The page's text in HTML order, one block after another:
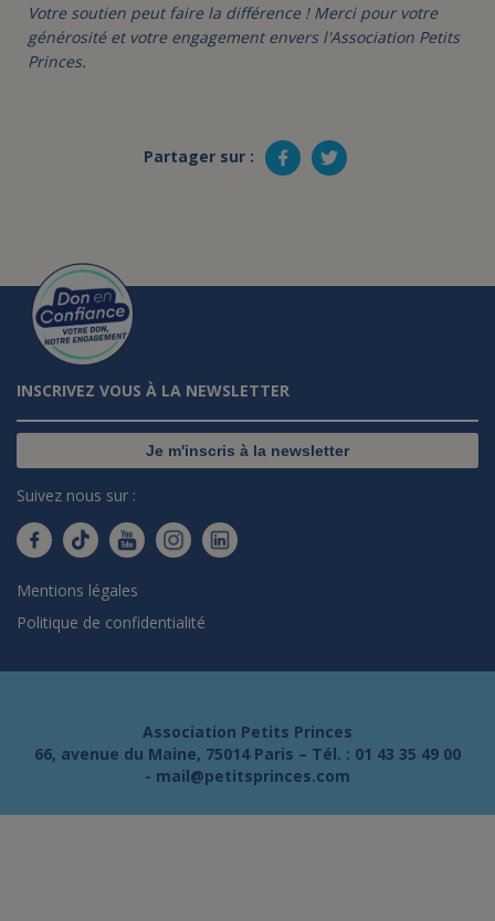
Votre soutien peut faire la différence ! Merci pour votre
générosité et votre engagement envers l'Association Petits
Princes.
Partager sur :
INSCRIVEZ VOUS À LA NEWSLETTER
Je m'inscris à la newsletter
Suivez nous sur :
Mentions légales
Politique de confidentialité
Association Petits Princes
66, avenue du Maine, 75014 Paris – Tél. : 01 43 35 49 00
- mail@petitsprinces.com